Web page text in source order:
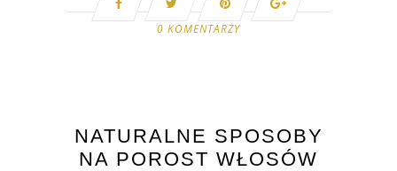
0 KOMENTARZY
NATURALNE SPOSOBY
NA POROST WŁOSÓW